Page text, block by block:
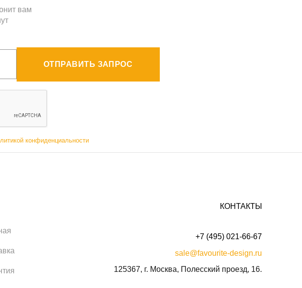
вам
ОТПРАВИТЬ ЗАПРОС
конфиденциальности
КОНТАКТЫ
+7 (495) 021-66-67
sale@favourite-design.ru
125367, г. Москва, Полесский проезд, 16.